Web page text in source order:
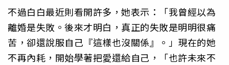
不過白白最近則看開許多，她表示：「我曾經以為
離婚是失敗。後來才明白，真正的失敗是明明很痛
苦，卻還說服自己『這樣也沒關係』。」現在的她
不再內耗，開始學著把愛還給自己，「也許未來不